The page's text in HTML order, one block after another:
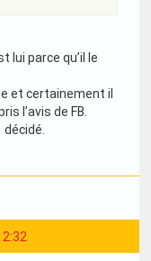
lui parce qu’il le
et certainement il
l’avis de FB.
décidé.